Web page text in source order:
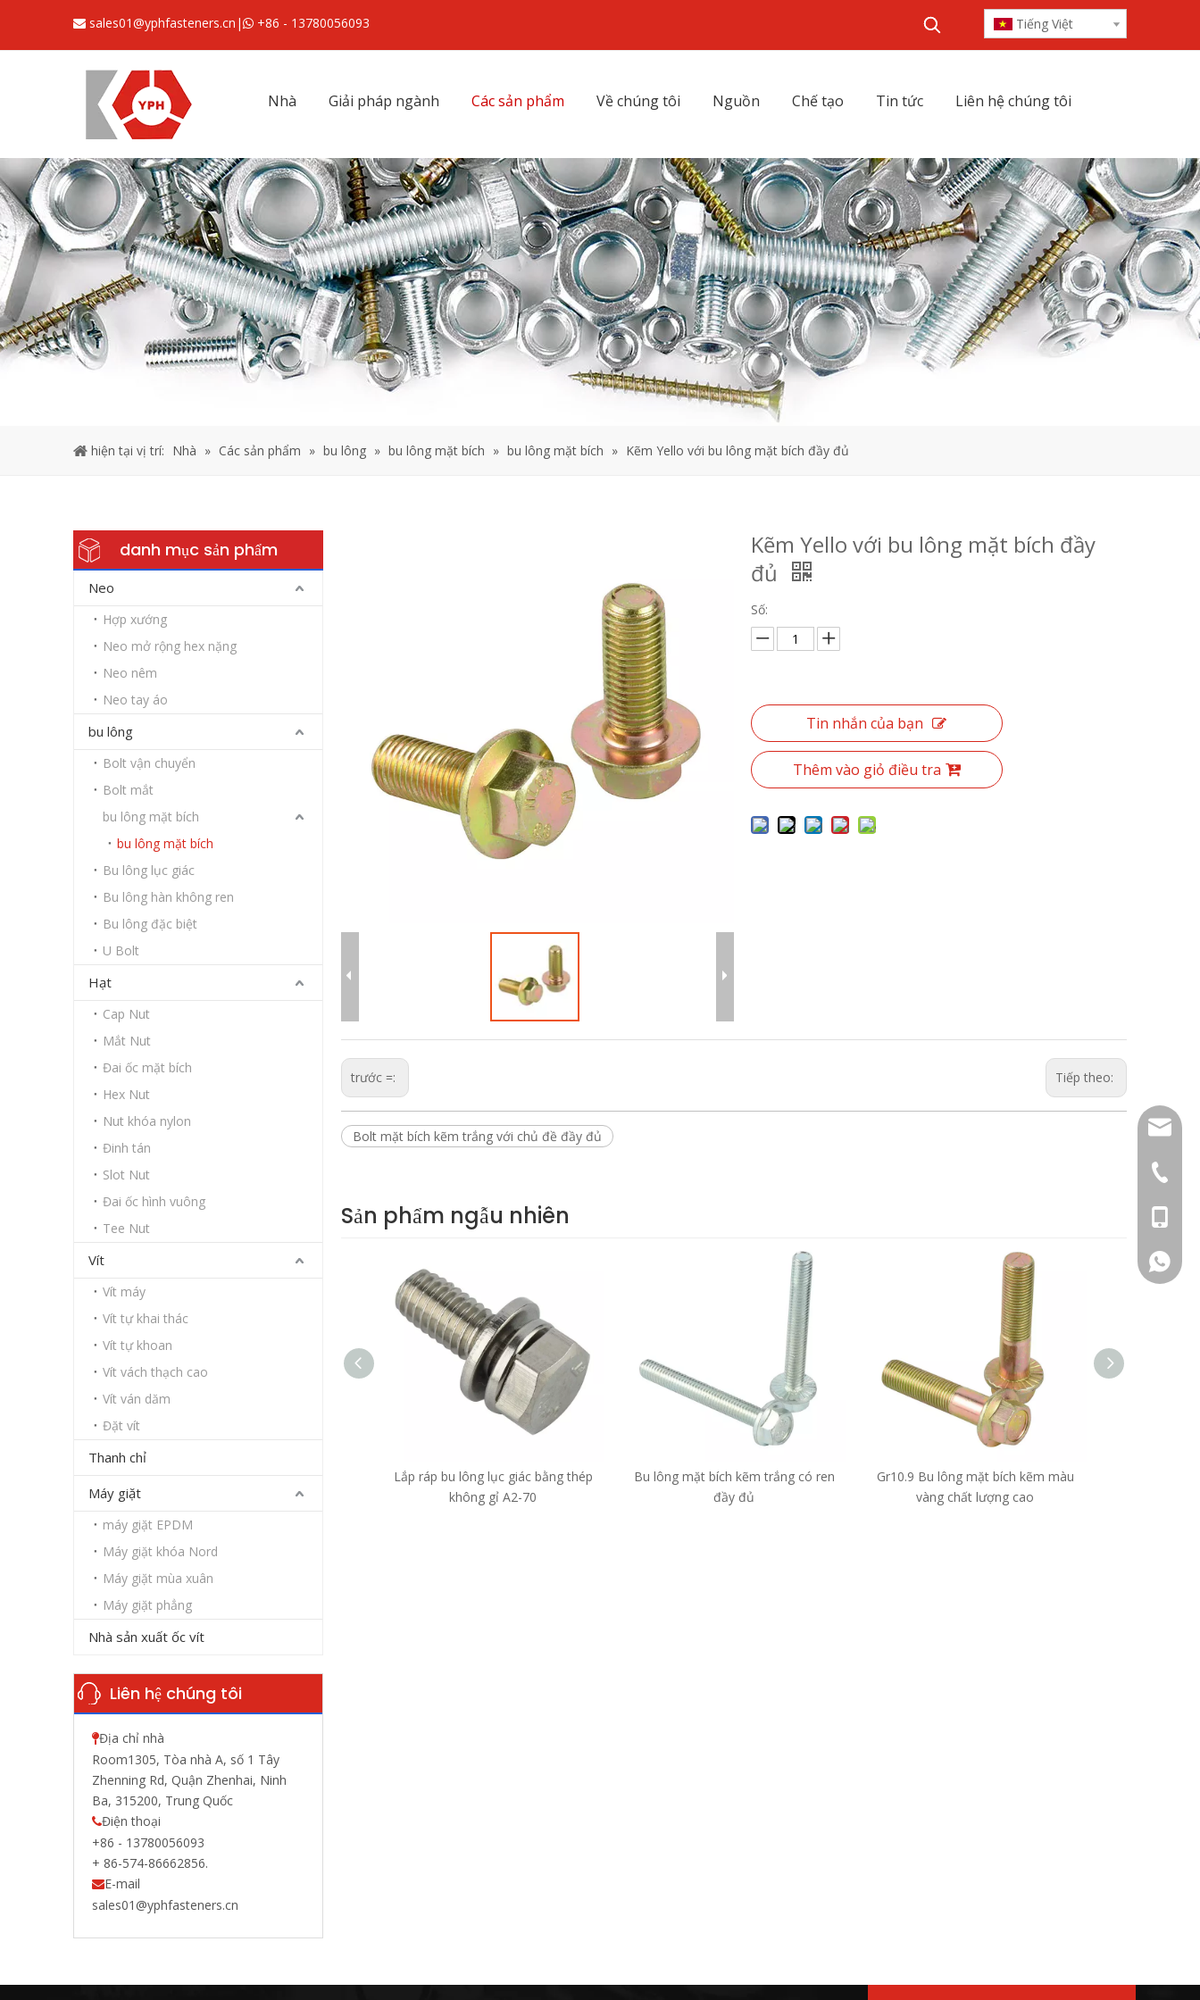
 sales01@yphfasteners.cn |  +86 - 13780056093 Tiếng Việt
Nhà Giải pháp ngành Các sản phẩm Về chúng tôi Nguồn Chế tạo Tin tức Liên hệ chúng tôi
hiện tại vị trí: Nhà » Các sản phẩm » bu lông » bu lông mặt bích » bu lông mặt bích » Kẽm Yello với bu lông mặt bích đầy đủ
danh mục sản phẩm
Neo
Hợp xướng
Neo mở rộng hex nặng
Neo nêm
Neo tay áo
bu lông
Bolt vận chuyển
Bolt mắt
bu lông mặt bích
bu lông mặt bích
Bu lông lục giác
Bu lông hàn không ren
Bu lông đặc biệt
U Bolt
Hạt
Cap Nut
Mắt Nut
Đai ốc mặt bích
Hex Nut
Nut khóa nylon
Đinh tán
Slot Nut
Đai ốc hình vuông
Tee Nut
Vít
Vít máy
Vít tự khai thác
Vít tự khoan
Vít vách thạch cao
Vít ván dăm
Đặt vít
Thanh chỉ
Máy giặt
máy giặt EPDM
Máy giặt khóa Nord
Máy giặt mùa xuân
Máy giặt phẳng
Nhà sản xuất ốc vít
Liên hệ chúng tôi
Địa chỉ nhà
Room1305, Tòa nhà A, số 1 Tây
Zhenning Rd, Quận Zhenhai, Ninh
Ba, 315200, Trung Quốc
Điện thoại
+86 - 13780056093
+ 86-574-86662856.
E-mail
sales01@yphfasteners.cn
Kẽm Yello với bu lông mặt bích đầy
đủ
Số:
Tin nhắn của bạn
Thêm vào giỏ điều tra
trước =: Tiếp theo:
Bolt mặt bích kẽm trắng với chủ đề đầy đủ
Sản phẩm ngẫu nhiên
A325 Bu lông lục giác mạ kẽm nhúng
Lắp ráp bu lông lục giác bằng thép
không gỉ A2-70
Bu lông mặt bích kẽm trắng có ren
đầy đủ
Gr10.9 Bu lông mặt bích kẽm màu
vàng chất lượng cao
+ 86-
+86 -